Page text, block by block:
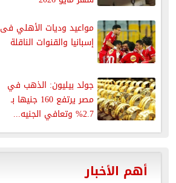
مواعيد وديات الأهلي فى
إسبانيا والقنوات الناقلة
جولد بيليون: الذهب في
مصر يرتفع 160 جنيها بـ
2.7% وتعافي الجنيه...
أهم الأخبار